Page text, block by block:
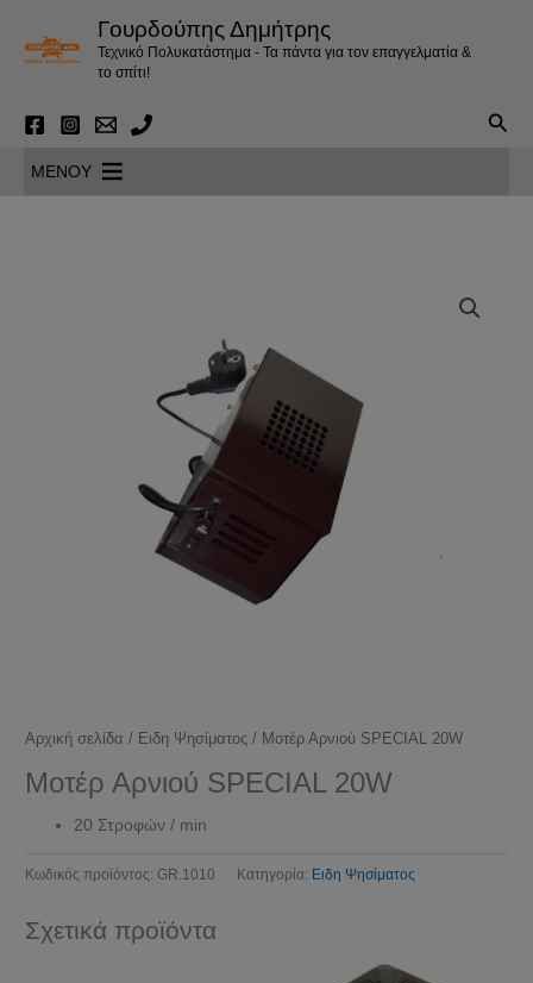
περιεχόμενο
Γουρδούπης Δημήτρης
Τεχνικό Πολυκατάστημα - Τα πάντα για τον επαγγελματία &
το σπίτι!
MENOY
Αρχική σελίδα / Ειδη Ψησίματος / Μοτέρ Αρνιού SPECIAL 20W
Μοτέρ Αρνιού SPECIAL 20W
20 Στροφών / min
Κωδικός προϊόντος: GR.1010 Κατηγορία: Ειδη Ψησίματος
Σχετικά προϊόντα